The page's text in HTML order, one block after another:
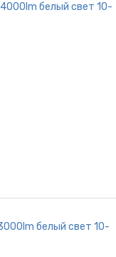
белый свет 10-
белый свет 10-